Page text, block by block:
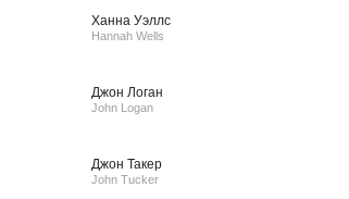
Ханна Уэллс
Hannah Wells
Джон Логан
John Logan
Джон Такер
John Tucker